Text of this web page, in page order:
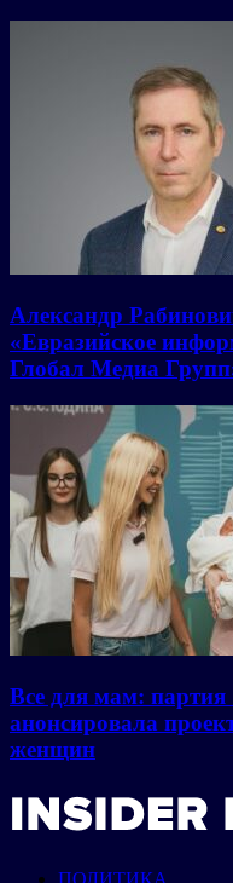
Александр
«Евразийское
Глобал Медиа
Все для мам:
анонсировала
женщин